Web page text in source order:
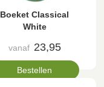
Boeket Classical
White
vanaf 23,95
Bestellen